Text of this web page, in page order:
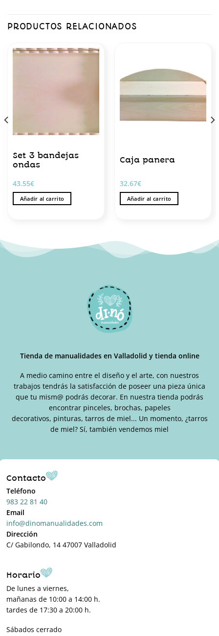
PRODUCTOS RELACIONADOS
Set 3 bandejas
ondas
43.55€
Añadir al carrito
Caja panera
32.67€
Añadir al carrito
Tienda de manualidades en Valladolid y tienda online
A medio camino entre el diseño y el arte, con nuestros
trabajos tendrás la satisfacción de poseer una pieza única
que tu mism@ podrás decorar. En nuestra tienda podrás
encontrar pinceles, brochas, papeles
decorativos, pinturas, tarros de miel... Un momento, ¿tarros
de miel? Sí, también vendemos miel
Contacto
Teléfono
983 22 81 40
Email
info@dinomanualidades.com
Dirección
C/ Gabilondo, 14 47007 Valladolid
Horario
De lunes a viernes,
mañanas de 10:00 a 14:00 h.
tardes de 17:30 a 20:00 h.
Sábados cerrado